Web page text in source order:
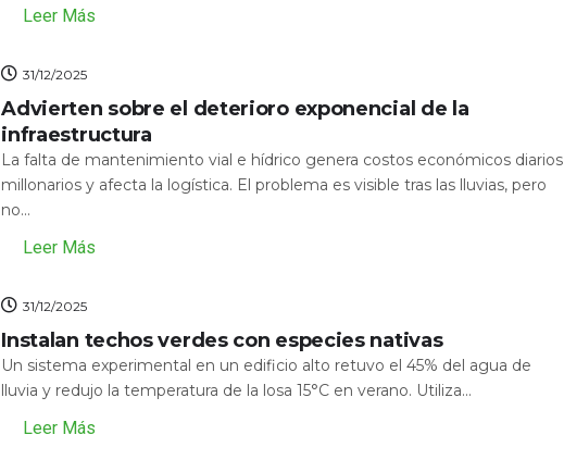
Leer Más
31/12/2025
Advierten sobre el deterioro exponencial de la
infraestructura
La falta de mantenimiento vial e hídrico genera costos económicos diarios
millonarios y afecta la logística. El problema es visible tras las lluvias, pero
no...
Leer Más
31/12/2025
Instalan techos verdes con especies nativas
Un sistema experimental en un edificio alto retuvo el 45% del agua de
lluvia y redujo la temperatura de la losa 15°C en verano. Utiliza...
Leer Más